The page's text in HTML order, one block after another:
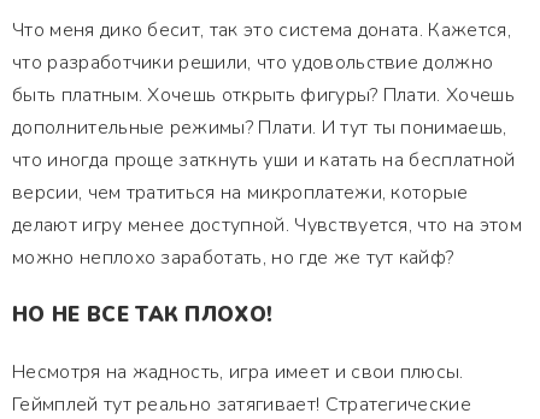
Что меня дико бесит, так это система доната. Кажется,
что разработчики решили, что удовольствие должно
быть платным. Хочешь открыть фигуры? Плати. Хочешь
дополнительные режимы? Плати. И тут ты понимаешь,
что иногда проще заткнуть уши и катать на бесплатной
версии, чем тратиться на микроплатежи, которые
делают игру менее доступной. Чувствуется, что на этом
можно неплохо заработать, но где же тут кайф?
НО НЕ ВСЕ ТАК ПЛОХО!
Несмотря на жадность, игра имеет и свои плюсы.
Геймплей тут реально затягивает! Стратегические